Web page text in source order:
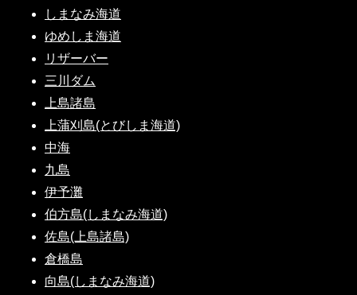
しまなみ海道
ゆめしま海道
リザーバー
三川ダム
上島諸島
上蒲刈島(とびしま海道)
中海
九島
伊予灘
伯方島(しまなみ海道)
佐島(上島諸島)
倉橋島
向島(しまなみ海道)